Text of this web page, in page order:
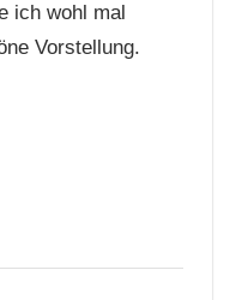
ich wohl mal
Vorstellung.